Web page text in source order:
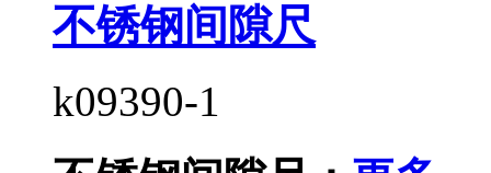
不锈钢间隙尺
k09390-1